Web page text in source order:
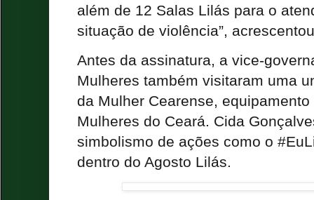
além de 12 Salas Lilás para o
situação de violência”,
Antes da assinatura, a vice-
Mulheres também visitaram uma
da Mulher Cearense,
Mulheres do Ceará. Cida
simbolismo de ações como o
dentro do Agosto Lilás.